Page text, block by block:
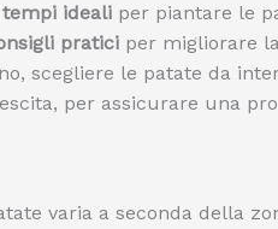
tempi ideali per piantare le
pratici per migliorare
scegliere le patate da
per assicurare una
varia a seconda della